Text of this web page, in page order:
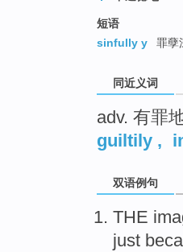
短语
sinfully y
罪孽
同近义词
adv. 有罪
guiltily ,
双语例句
THE
just